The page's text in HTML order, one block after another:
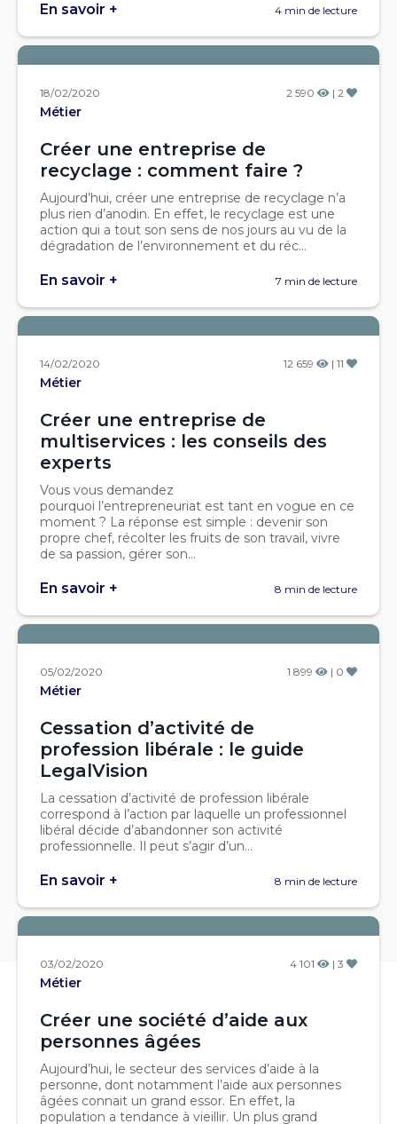
En savoir + 4 min de lecture
18/02/2020 2 590 | 2
Métier
Créer une entreprise de
recyclage : comment faire ?
Aujourd’hui, créer une entreprise de recyclage n’a
plus rien d’anodin. En effet, le recyclage est une
action qui a tout son sens de nos jours au vu de la
dégradation de l’environnement et du réc...
En savoir + 7 min de lecture
14/02/2020 12 659 | 11
Métier
Créer une entreprise de
multiservices : les conseils des
experts
Vous vous demandez
pourquoi l’entrepreneuriat est tant en vogue en ce
moment ? La réponse est simple : devenir son
propre chef, récolter les fruits de son travail, vivre
de sa passion, gérer son...
En savoir + 8 min de lecture
05/02/2020 1 899 | 0
Métier
Cessation d’activité de
profession libérale : le guide
LegalVision
La cessation d’activité de profession libérale
correspond à l’action par laquelle un professionnel
libéral décide d’abandonner son activité
professionnelle. Il peut s’agir d’un...
En savoir + 8 min de lecture
03/02/2020 4 101 | 3
Métier
Créer une société d’aide aux
personnes âgées
Aujourd’hui, le secteur des services d’aide à la
personne, dont notamment l’aide aux personnes
âgées connait un grand essor. En effet, la
population a tendance à vieillir. Un plus grand